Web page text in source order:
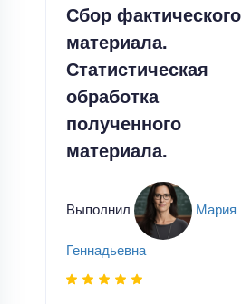
Сбор фактического
материала.
Статистическая
обработка
полученного
материала.
Выполнил Мария
Геннадьевна